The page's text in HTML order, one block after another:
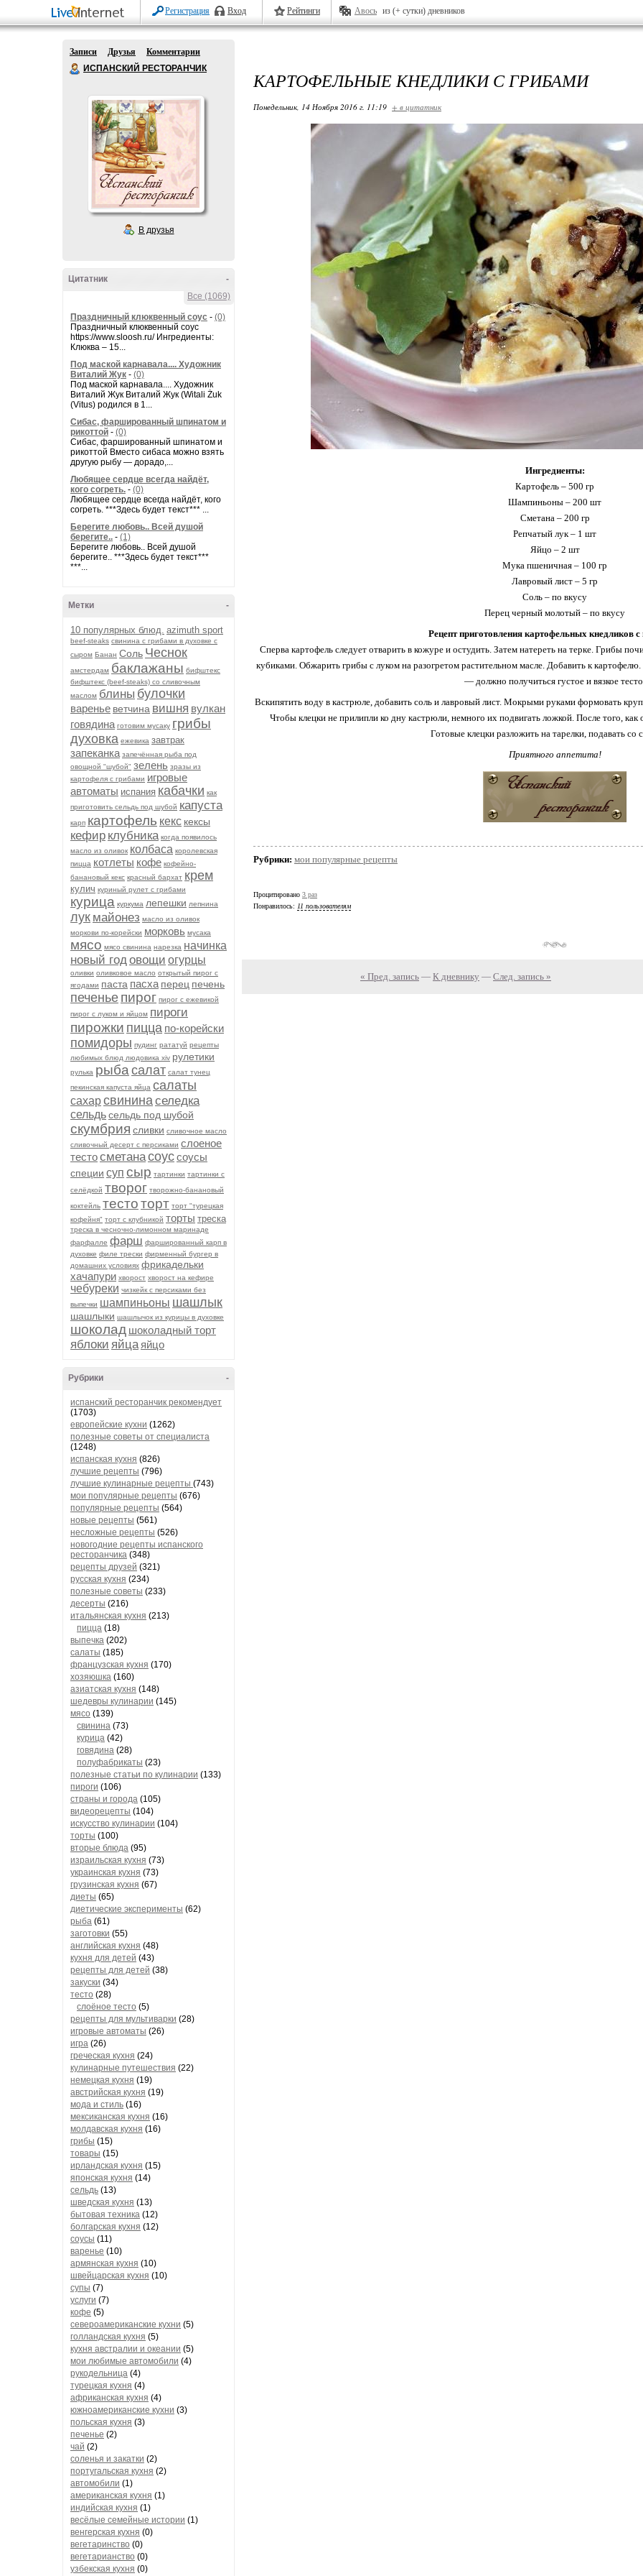
Регистрация Вход Рейтинги Авось из (+ сутки) дневников
Записи Друзья
Комментарии
ИСПАНСКИЙ РЕСТОРАНЧИК
В друзья
-
Цитатник
Все (1069)
Праздничный клюквенный соус - (0)
Праздничный клюквенный соус
https://www.sloosh.ru/ Ингредиенты:
Клюква – 15...
Под маской карнавала.... Художник
Виталий Жук - (0)
Под маской карнавала.... Художник
Виталий Жук Виталий Жук (Witali Żuk
(Vitus) родился в 1...
Сибас, фаршированный шпинатом и
рикоттой - (0)
Сибас, фаршированный шпинатом и
рикоттой Вместо сибаса можно взять
другую рыбу — дорадо,...
Любящее сердце всегда найдёт,
кого согреть. - (0)
Любящее сердце всегда найдёт, кого
согреть. ***Здесь будет текст*** ...
Берегите любовь.. Всей душой
берегите.. - (1)
Берегите любовь.. Всей душой
берегите.. ***Здесь будет текст***
***...
-
Метки
10 популярных блюд. azimuth sport
beef-stеаks cвинина с грибами в духовке с
сыром Банан Соль Чеснок
амстердам баклажаны бифштекс
бифштекс (beef-stеаks) со сливочным
маслом блины булочки
варенье ветчина вишня вулкан
говядина готовим мусаку грибы
духовка ежевика завтрак
запеканка запечённая рыба под
овощной "шубой" зелень зразы из
картофеля с грибами игровые
автоматы испания кабачки как
приготовить сельдь под шубой капуста
карп картофель кекс кексы
кефир клубника когда появилось
масло из оливок колбаса королевская
пицца котлеты кофе кофейно-
банановый кекс красный бархат крем
кулич куриный рулет с грибами
курица куркума лепешки лепнина
лук майонез масло из оливок
моркови по-корейски морковь мусака
мясо мясо свинина нарезка начинка
новый годовощи огурцы
оливки оливковое масло открытый пирог с
ягодами паста пасха перец печень
печенье пирог пирог с ежевикой
пирог с луком и яйцом пироги
пирожки пицца по-корейски
помидоры пудинг рататуй рецепты
любимых блюд людовика xiv рулетики
рулька рыба салат салат тунец
пекинская капуста яйца салаты
сахарсвининаселедка
сельдьсельдь под шубой
скумбрия сливки сливочное масло
сливочный десерт с персиками слоеное
тестосметанасоуссоусы
специи суп сыр тартинки тартинки с
селёдкой творог творожно-банановый
коктейль тестоторт торт "турецкая
кофейня" торт с клубникой торты треска
треска в чесночно-лимонном маринаде
фарфалле фарш фаршированный карп в
духовке филе трески фирменный бургер в
домашних условиях фрикадельки
хачапури хворост хворост на кефире
чебуреки чизкейк с персиками без
выпечки шампиньоны шашлык
шашлыки шашлычок из курицы в духовке
шоколад шоколадный торт
яблоки яйца яйцо
-
Рубрики
испанский ресторанчик рекомендует
(1703)
европейские кухни (1262)
полезные советы от специалиста
(1248)
испанская кухня (826)
лучшие рецепты (796)
лучшие кулинарные рецепты (743)
мои популярные рецепты (676)
популярные рецепты (564)
новые рецепты (561)
несложные рецепты (526)
новогодние рецепты испанского
ресторанчика (348)
рецепты друзей (321)
русская кухня (234)
полезные советы (233)
десерты (216)
итальянская кухня (213)
пицца (18)
выпечка (202)
салаты (185)
французская кухня (170)
хозяюшка (160)
азиатская кухня (148)
шедевры кулинарии (145)
мясо (139)
свинина (73)
курица (42)
говядина (28)
полуфабрикаты (23)
полезные статьи по кулинарии (133)
пироги (106)
страны и города (105)
видеорецепты (104)
искусство кулинарии (104)
торты (100)
вторые блюда (95)
израильская кухня (73)
украинская кухня (73)
грузинская кухня (67)
диеты (65)
диетические эксперименты (62)
рыба (61)
заготовки (55)
английская кухня (48)
кухня для детей (43)
рецепты для детей (38)
закуски (34)
тесто (28)
слоёное тесто (5)
рецепты для мультиварки (28)
игровые автоматы (26)
игра (26)
греческая кухня (24)
кулинарные путешествия (22)
немецкая кухня (19)
австрийская кухня (19)
мода и стиль (16)
мексиканская кухня (16)
молдавская кухня (16)
грибы (15)
товары (15)
ирландская кухня (15)
японская кухня (14)
сельдь (13)
шведская кухня (13)
бытовая техника (12)
болгарская кухня (12)
соусы (11)
варенье (10)
армянская кухня (10)
швейцарская кухня (10)
супы (7)
услуги (7)
кофе (5)
североамериканские кухни (5)
голландская кухня (5)
кухня австралии и океании (5)
мои любимые автомобили (4)
рукодельница (4)
турецкая кухня (4)
африканская кухня (4)
южноамериканские кухни (3)
польская кухня (3)
печенье (2)
чай (2)
соленья и закатки (2)
португальская кухня (2)
автомобили (1)
американская кухня (1)
индийская кухня (1)
весёлые семейные истории (1)
венгерская кухня (0)
вегетаринство (0)
вегетарианство (0)
узбекская кухня (0)
КАРТОФЕЛЬНЫЕ КНЕДЛИКИ С ГРИБАМИ
Понедельник, 14 Ноября 2016 г. 11:19 + в цитатник
Ингредиенты:
Картофель – 500 гр
Шампиньоны – 200 шт
Сметана – 200 гр
Репчатый лук – 1 шт
Яйцо – 2 шт
Мука пшеничная – 100 гр
Лавровый лист – 5 гр
Соль – по вкусу
Перец черный молотый – по вкусу
Рецепт приготовления картофельных кнедликов
Сперва картофель следует отварить в кожуре и остудить. Затем натереть на терке. Грибы
кубиками. Обжарить грибы с луком на разогретом растительном масле. Добавить к
— должно получиться густое и вязкое
Вскипятить воду в кастрюле, добавить соль и лавровый лист. Мокрыми руками формовать
Чтобы клецки не прилипли ко дну кастрюли, немного их подвигать ложкой. После того,
Готовые клецки разложить на тарелки, подавать со
Приятного аппетита!
Рубрики: мои популярные рецепты
Процитировано 3 раз
Понравилось: 11 пользователям
« Пред. запись — К дневнику — След. запись »